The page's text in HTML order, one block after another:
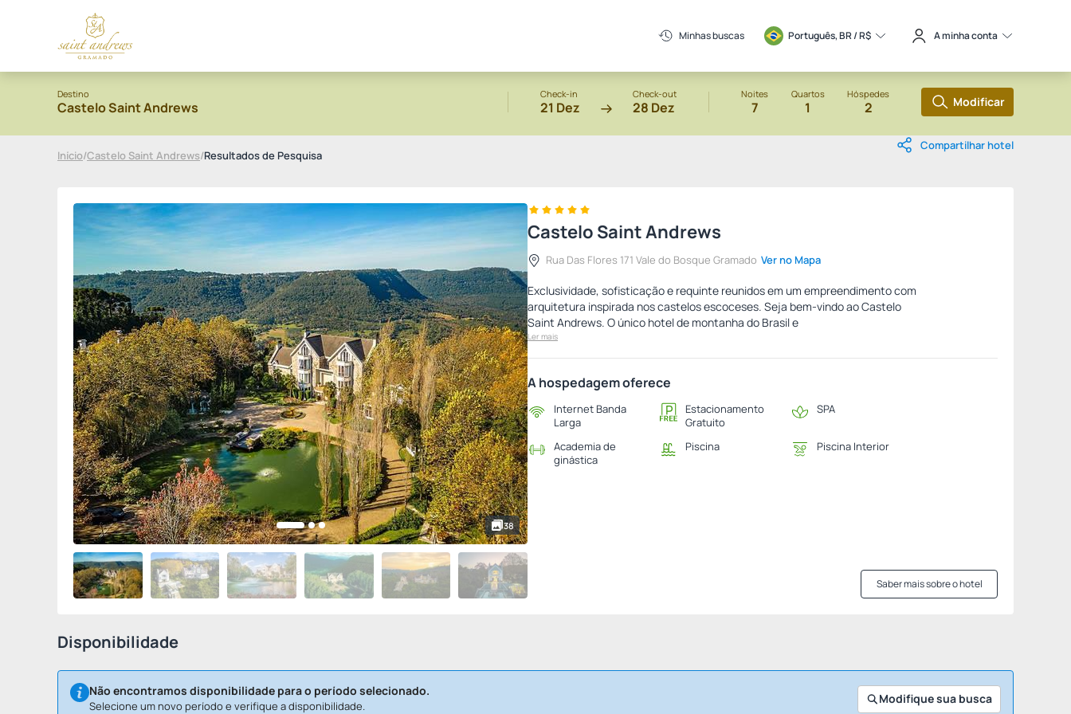
Minhas buscas Português, BR / R$ A minha conta
Destino
Castelo Saint Andrews
Check-in
21 Dez
Check-out
28 Dez
Noites
7
Quartos
1
Hóspedes
2 Modificar
Início/Castelo Saint Andrews/Resultados de Pesquisa
Compartilhar hotel
38
Castelo Saint Andrews
Rua Das Flores 171 Vale do Bosque Gramado Ver no Mapa
Exclusividade, sofisticação e requinte reunidos em um empreendimento com
arquitetura inspirada nos castelos escoceses. Seja bem-vindo ao Castelo
Saint Andrews. O único hotel de montanha do Brasil e
Ler mais
A hospedagem oferece
Internet Banda
Larga
Estacionamento
Gratuito
SPA
Academia de
ginástica
Piscina Piscina Interior
Saber mais sobre o hotel
Disponibilidade
Não encontramos disponibilidade para o período selecionado.
Selecione um novo período e verifique a disponibilidade. Modifique sua busca